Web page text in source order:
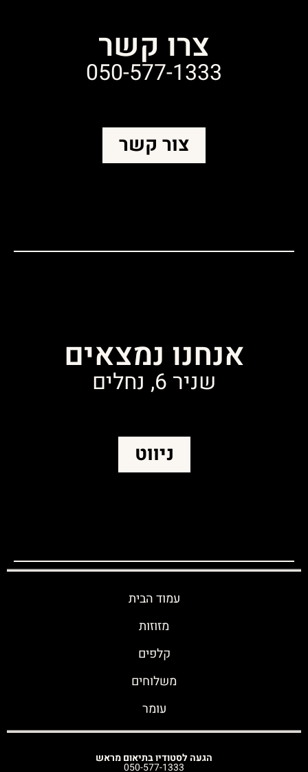
צרו קשר
050-577-1333
צור קשר
אנחנו נמצאים
שניר 6, נחלים
ניווט
עמוד הבית
מזוזות
קלפים
משלוחים
עומר
הגעה לסטודיו בתיאום מראש
050-577-1333